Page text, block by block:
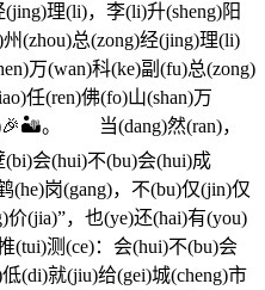
理(li)，李(li)升(sheng)阳
(zhou)总(zong)经(jing)理(li)
万(wan)科(ke)副(fu)总(zong)
任(ren)佛(fo)山(shan)万
。
当(dang)然(ran)，
会(hui)不(bu)会(hui)成
(he)岗(gang)，不(bu)仅(jin)仅
价(jia)”，也(ye)还(hai)有(you)
(tui)测(ce)：会(hui)不(bu)会
(di)就(jiu)给(gei)城(cheng)市